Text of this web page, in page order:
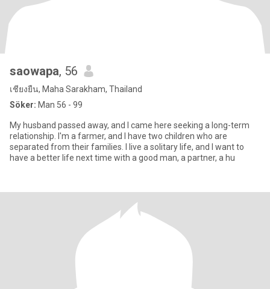
saowapa, 56
เชียงยืน, Maha Sarakham, Thailand
Söker: Man 56 - 99
My husband passed away, and I came here seeking a long-term
relationship. I'm a farmer, and I have two children who are
separated from their families. I live a solitary life, and I want to
have a better life next time with a good man, a partner, a hu